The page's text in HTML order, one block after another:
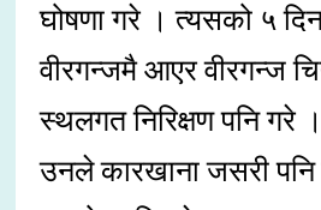
घोषणा गरे । त्यसको ५
वीरगन्जमै आएर वीरगन्ज
स्थलगत निरिक्षण पनि गरे ।
उनले कारखाना जसरी